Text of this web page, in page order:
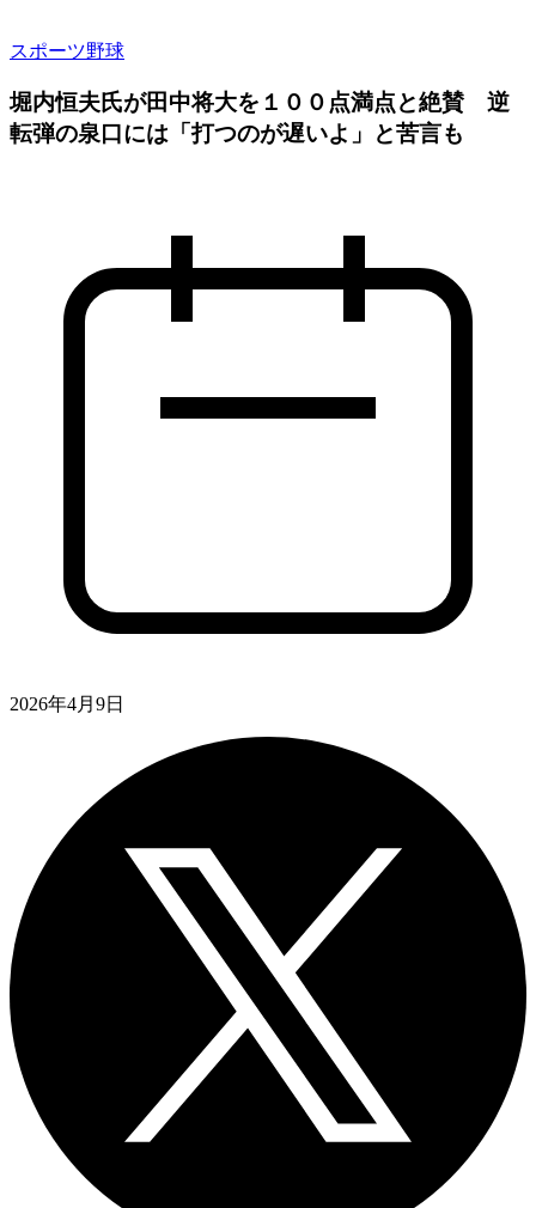
スポーツ野球
堀内恒夫氏が田中将大を１００点満点と絶賛 逆
転弾の泉口には「打つのが遅いよ」と苦言も
2026年4月9日